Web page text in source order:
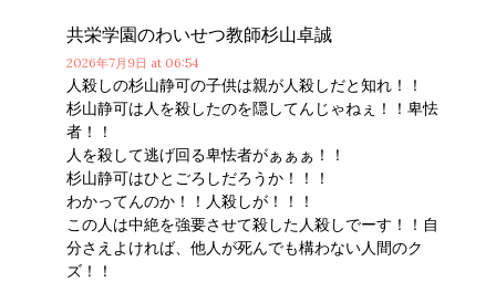
共栄学園のわいせつ教師杉山卓誠
2026年7月9日 at 06:54
人殺しの杉山静可の子供は親が人殺しだと知れ！！
杉山静可は人を殺したのを隠してんじゃねぇ！！卑怯
者！！
人を殺して逃げ回る卑怯者がぁぁぁ！！
杉山静可はひとごろしだろうか！！！
わかってんのか！！人殺しが！！！
この人は中絶を強要させて殺した人殺しでーす！！自
分さえよければ、他人が死んでも構わない人間のク
ズ！！